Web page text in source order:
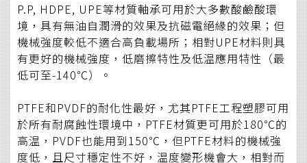
P.P, HDPE, UPE等材質軸承可用於大多數酸鹼酸環
境，具有無油自潤滑的效果及抗磁電絕緣的效果；但
機械強度較低不適合高負載場所；相對UPE材料則具
有更好的機械強度，低磨擦特性及低温應用特性（最
低可至-140℃）。
PTFE和PVDF的耐化性最好，尤其PTFE工程塑膠可用
於所有耐腐蝕性環境中，PTFE材質更可用於180℃的
高温，PVDF也能用到150℃，但PTFE材料的機械強
度低，且尺寸穩定性不好，温度變形機會大，相對而